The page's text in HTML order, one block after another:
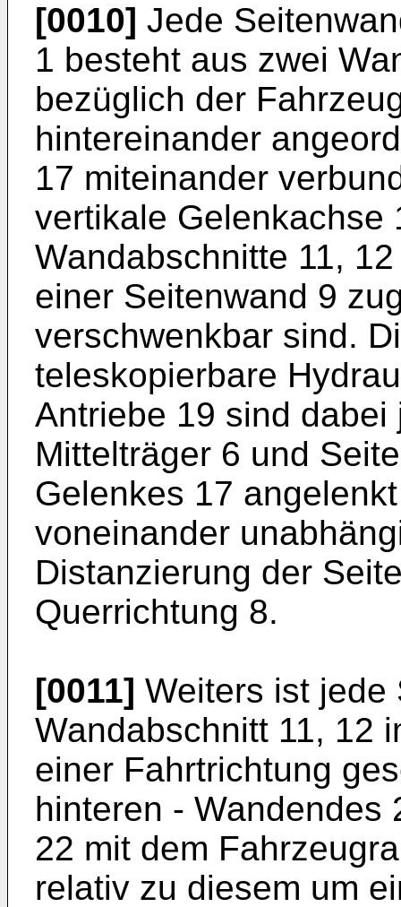
[0010] Jede
1 besteht aus zwei
bezüglich der
hintereinander
17 miteinander
vertikale Gelenkachse
Wandabschnitte 11,
einer Seitenwand 9
verschwenkbar sind.
teleskopierbare
Antriebe 19 sind
Mittelträger 6 und
Gelenkes 17
voneinander
Distanzierung der
Querrichtung 8.
[0011] Weiters ist jede
Wandabschnitt 11, 12
einer Fahrtrichtung
hinteren - Wandendes
22 mit dem
relativ zu diesem um